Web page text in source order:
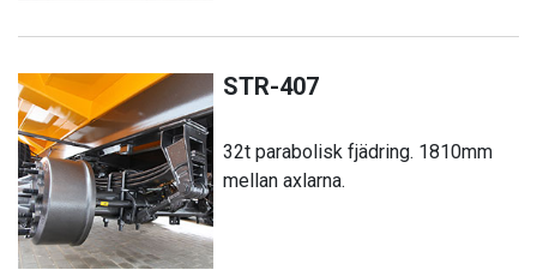
STR-407
32t parabolisk fjädring. 1810mm
mellan axlarna.